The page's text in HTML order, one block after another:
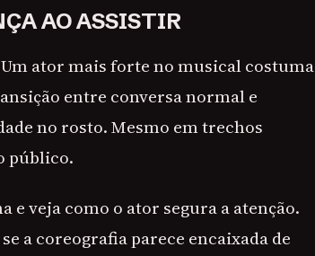
AO ASSISTIR
ator mais forte no musical costuma
entre conversa normal e
no rosto. Mesmo em trechos
público.
e veja como o ator segura a atenção.
a coreografia parece encaixada de